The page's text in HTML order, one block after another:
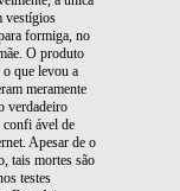
vestígios
formiga, no
O produto
o que levou a
meramente
verdadeiro
ável de
Apesar de o
tais mortes são
testes